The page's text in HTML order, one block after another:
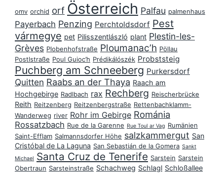
omv orchid orf Österreich Palfau palmenhaus
Payerbach Penzing Perchtoldsdorf Pest
vármegye pet Pilisszentlászló plant Plestin-les-
Grèves Plobenhofstraße Ploumanac’h Pöllau
Postlstraße Poul Guioc’h Prédikálószék Probststeig
Puchberg am Schneeberg Purkersdorf
Quitten Raabs an der Thaya Raach am
Hochgebirge Radlbach rax Rechberg Reischerbrücke
Reith Reitzenberg Reitzenbergstraße Rettenbachklamm-
Wanderweg river Rohr im Gebirge Románia
Rossatzbach Rue de la Garenne Rue Toul ar Vag Rumänien
Saint-Efflam Salmannsdorfer Höhe salzkammergut San
Cristóbal de La Laguna San Sebastián de la Gomera Sankt
Michael Santa Cruz de Tenerife Sarstein Sarstein
Obertraun Sarsteinstraße Schachweg Schlagl Schloßallee